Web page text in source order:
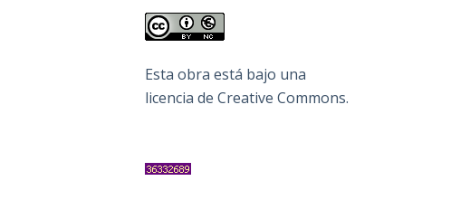
Esta obra está bajo una
licencia de Creative Commons.